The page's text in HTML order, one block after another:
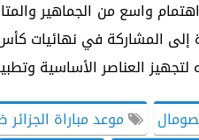
واسع من الجماهير
إلى المشاركة في نهائيات
لتجهيز العناصر الأساسية
موعد مباراة